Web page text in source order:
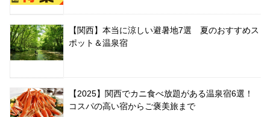
【関西】本当に涼しい避暑地7選 夏のおすすめス
ポット＆温泉宿
【2025】関西でカニ食べ放題がある温泉宿6選！
コスパの高い宿からご褒美旅まで